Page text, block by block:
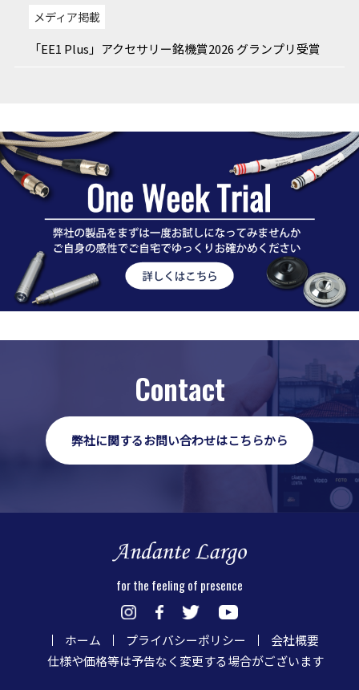
メディア掲載
「EE1 Plus」アクセサリー銘機賞2026 グランプリ受賞
Contact
弊社に関するお問い合わせはこちらから
for the feeling of presence
ホーム プライバシーポリシー
会社概要
仕様や価格等は予告なく変更する場合がございます